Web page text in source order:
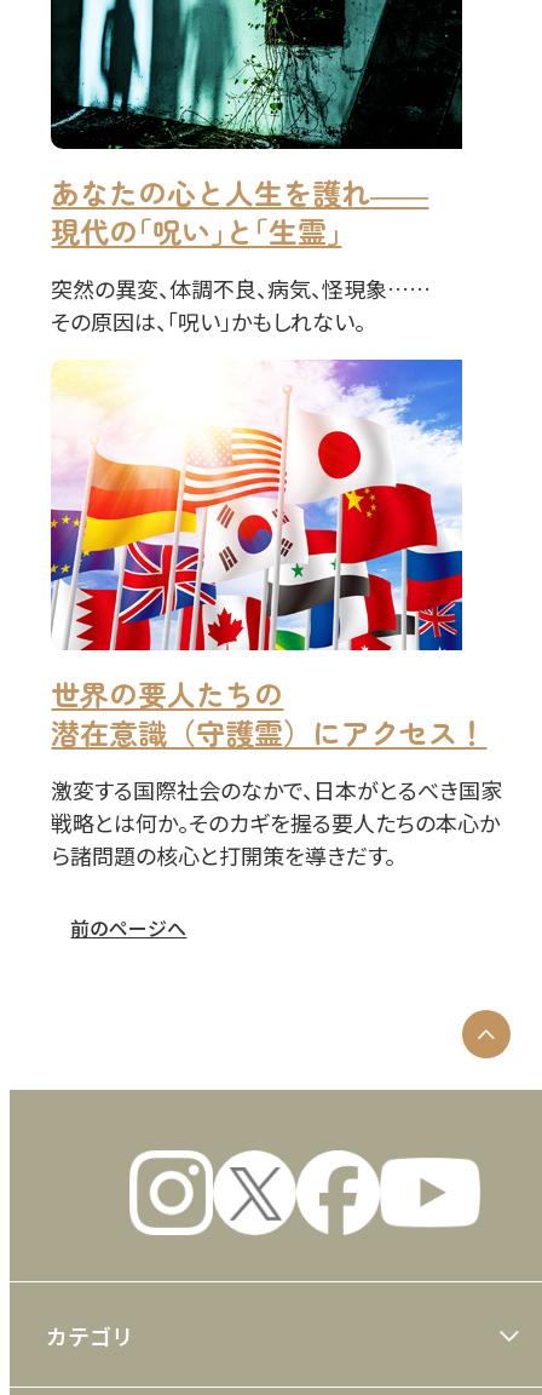
あなたの心と人生を護れ――
現代の｢呪い｣と｢生霊｣
突然の異変、体調不良、病気、怪現象……
その原因は、「呪い」かもしれない。
世界の要人たちの
潜在意識（守護霊）にアクセス！
激変する国際社会のなかで、日本がとるべき国家
戦略とは何か。そのカギを握る要人たちの本心か
ら諸問題の核心と打開策を導きだす。
前のページへ
カテゴリ